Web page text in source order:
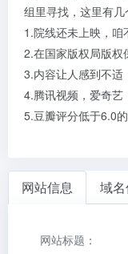
组里寻找，这里有几
1.院线还未上映，咱
2.在国家版权局版权
3.内容让人感到不适
4.腾讯视频，爱奇艺
5.豆瓣评分低于6.0的
网站信息 域
网站标题：